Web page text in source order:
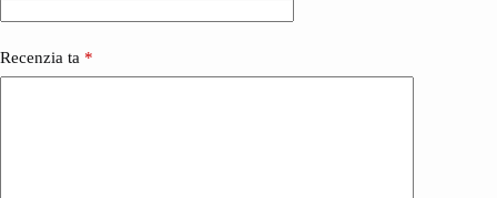
Recenzia ta *